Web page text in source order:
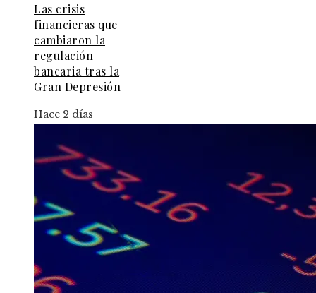
Las crisis
financieras que
cambiaron la
regulación
bancaria tras la
Gran Depresión
Hace 2 días